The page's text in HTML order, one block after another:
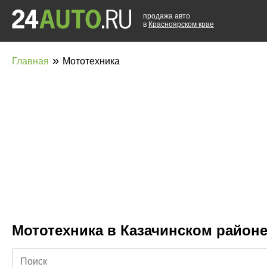
продажа авто
в Красноярском крае
Главная » Мототехника
Мототехника в Казачинском районе